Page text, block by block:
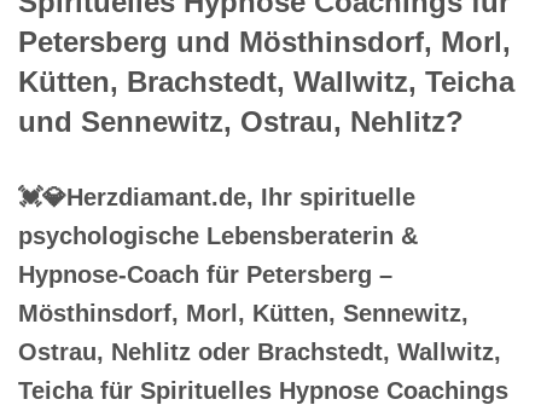
Petersberg und Mösthinsdorf, Morl,
Kütten, Brachstedt, Wallwitz, Teicha
und Sennewitz, Ostrau, Nehlitz?
💓️💎Herzdiamant.de, Ihr spirituelle
psychologische Lebensberaterin &
Hypnose-Coach für Petersberg –
Mösthinsdorf, Morl, Kütten, Sennewitz,
Ostrau, Nehlitz oder Brachstedt, Wallwitz,
Teicha für Spirituelles Hypnose Coachings